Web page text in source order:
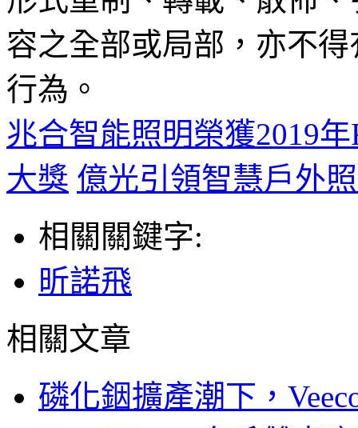
容之全部或局部，亦不
行為。
兆合智能照明榮獲2019年
大獎 億光引領智慧戶外
相關關鍵字:
昕諾飛
相關文章
磷化銦擴產潮下，